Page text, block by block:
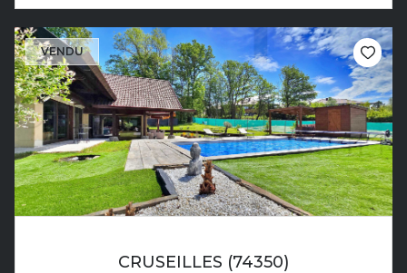
VENDU
CRUSEILLES (74350)